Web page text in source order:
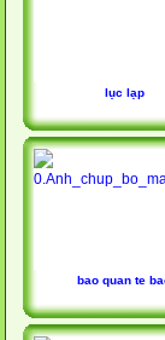
lục lạp
bao quan te